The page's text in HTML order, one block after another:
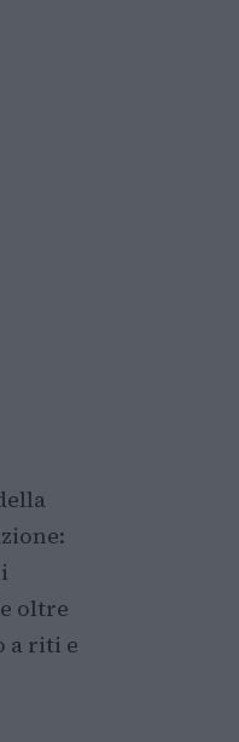
oltre
a riti e